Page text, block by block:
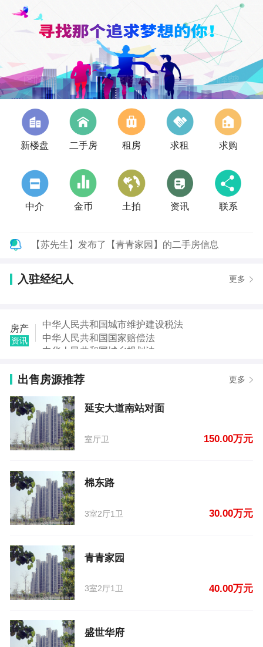
新楼盘 二手房 租房 求租 求购
中介 金币 土拍 资讯 联系
【苏先生】发布了【青青家园】的二手房信息
【杜武德】发布了【盛世华府】的二手房信息
【毕先生】发布了【中心花园】的租房信息
【张先生】发布了【金谷阳光地带】的租房信息
【张女士】发布了【三里庄】的租房信息
【贾先生】发布了【棉东路】的二手房信息
入驻经纪人 更多
房产
资讯
中华人民共和国城市维护建设税法
中华人民共和国国家赔偿法
中华人民共和国城乡规划法
中华人民共和国继承法
中华人民共和国税收征收管理法
中华人民共和国城市房地产管理法
中华人民共和国契税法
出售房源推荐 更多
延安大道南站对面
室厅卫 150.00万元
棉东路
3室2厅1卫 30.00万元
青青家园
3室2厅1卫 40.00万元
盛世华府